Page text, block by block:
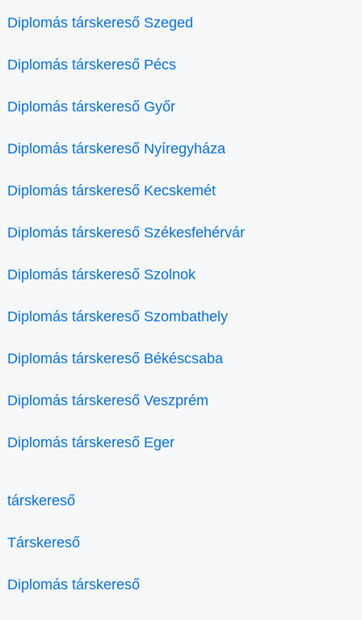
Diplomás társkereső Szeged
Diplomás társkereső Pécs
Diplomás társkereső Győr
Diplomás társkereső Nyíregyháza
Diplomás társkereső Kecskemét
Diplomás társkereső Székesfehérvár
Diplomás társkereső Szolnok
Diplomás társkereső Szombathely
Diplomás társkereső Békéscsaba
Diplomás társkereső Veszprém
Diplomás társkereső Eger
társkereső
Társkereső
Diplomás társkereső